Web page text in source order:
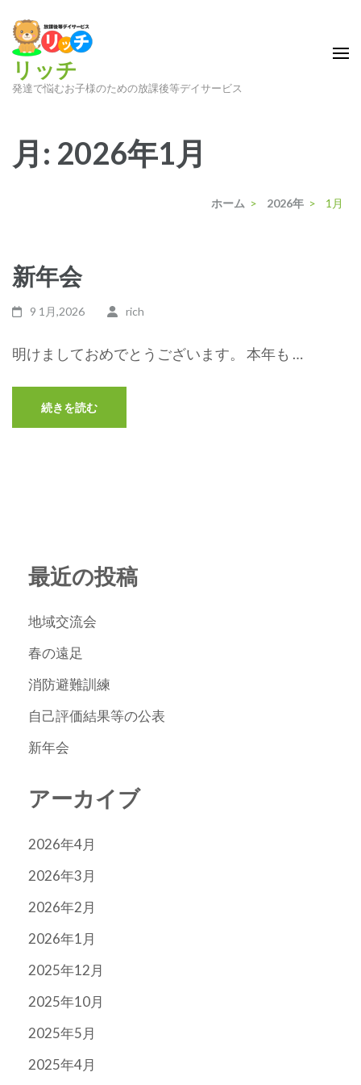
ン
テ
キ
押
す)
リッチ
発達で悩むお子様のための放課後等デイサービス
月: 2026年1月
ホーム > 2026年 > 1月
新年会
9 1月,2026 rich
明けましておめでとうございます。 本年も …
続きを読む
最近の投稿
地域交流会
春の遠足
消防避難訓練
自己評価結果等の公表
新年会
アーカイブ
2026年4月
2026年3月
2026年2月
2026年1月
2025年12月
2025年10月
2025年5月
2025年4月